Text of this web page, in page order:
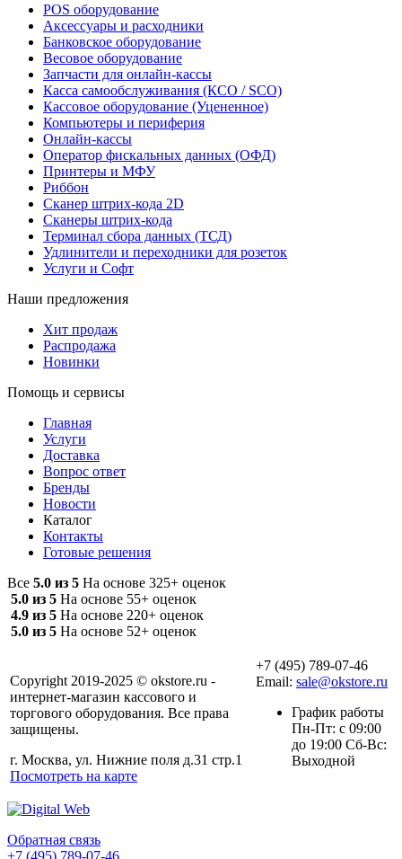
POS оборудование
Аксессуары и расходники
Банковское оборудование
Весовое оборудование
Запчасти для онлайн-кассы
Касса самообслуживания (КСО / SCO)
Кассовое оборудование (Уцененное)
Компьютеры и периферия
Онлайн-кассы
Оператор фискальных данных (ОФД)
Принтеры и МФУ
Риббон
Сканер штрих-кода 2D
Сканеры штрих-кода
Терминал сбора данных (ТСД)
Удлинители и переходники для розеток
Услуги и Софт
Наши предложения
Хит продаж
Распродажа
Новинки
Помощь и сервисы
Главная
Услуги
Доставка
Вопрос ответ
Бренды
Новости
Каталог
Контакты
Готовые решения
Все 5.0 из 5 На основе 325+ оценок
5.0 из 5 На основе 55+ оценок
4.9 из 5 На основе 220+ оценок
5.0 из 5 На основе 52+ оценок
Copyright 2019-2025 © okstore.ru -
интернет-магазин кассового и
торгового оборудования. Все права
защищены.
г. Москва, ул. Нижние поля д.31 стр.1
Посмотреть на карте
+7 (495) 789-07-46
Email: sale@okstore.ru
График работы
Пн-Пт: с 09:00
до 19:00 Сб-Вс:
Выходной
Обратная связь
+7 (495) 789-07-46